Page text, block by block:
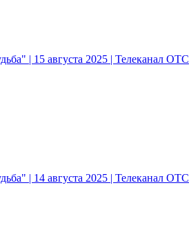
| 15 августа 2025 | Телеканал ОТС
| 14 августа 2025 | Телеканал ОТС